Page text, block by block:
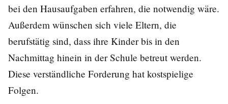
bei den Hausaufgaben erfahren, die notwendig wäre.
Außerdem wünschen sich viele Eltern, die
berufstätig sind, dass ihre Kinder bis in den
Nachmittag hinein in der Schule betreut werden.
Diese verständliche Forderung hat kostspielige
Folgen.